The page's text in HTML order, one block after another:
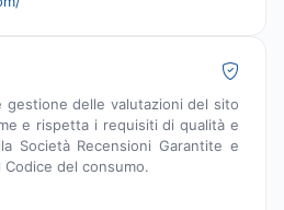
gestione delle valutazioni del sito
e rispetta i requisiti di qualità e
Società Recensioni Garantite e
Codice del consumo.